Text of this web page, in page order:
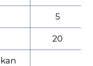
5
20